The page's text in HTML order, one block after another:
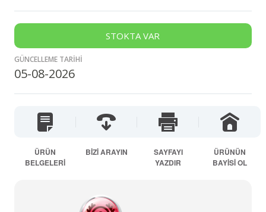
STOKTA VAR
GÜNCELLEME TARİHİ
05-08-2026
ÜRÜN
BELGELERİ
BİZİ ARAYIN
SAYFAYI
YAZDIR
ÜRÜNÜN
BAYİSİ OL